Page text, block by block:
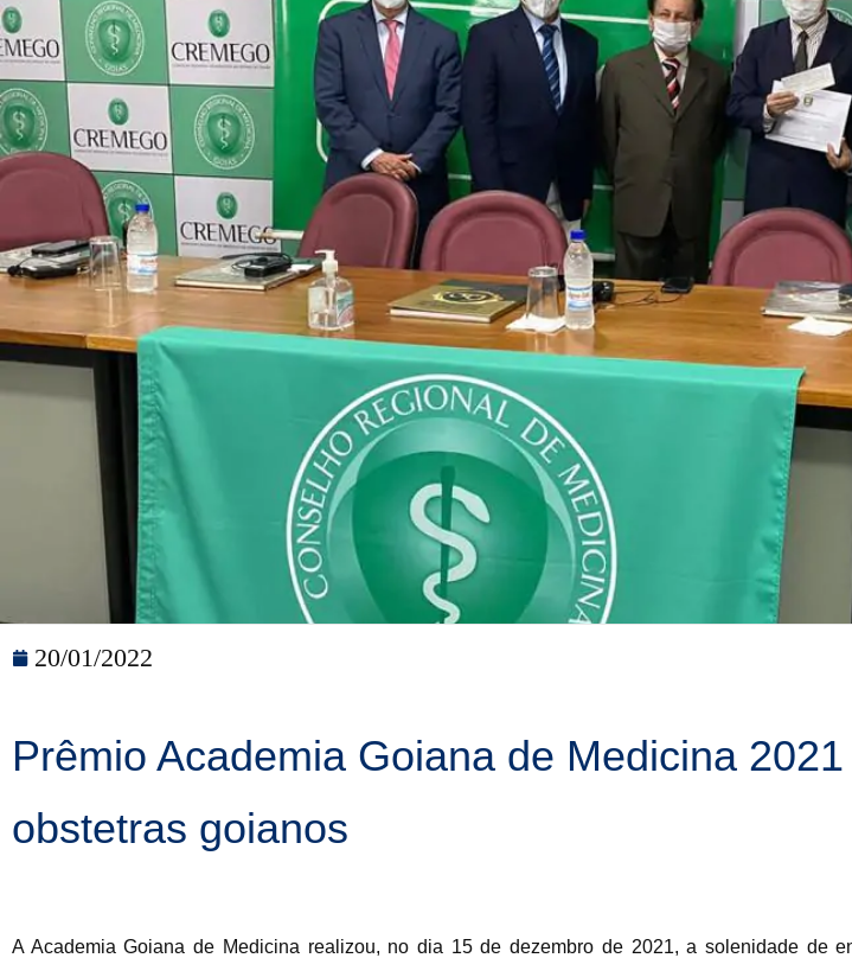
20/01/2022
Prêmio Academia Goiana de Medicina
obstetras goianos
A Academia Goiana de Medicina realizou, no dia 15 de dezembro de 2021, a solenidade de